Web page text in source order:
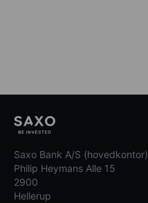
Saxo Bank A/S (hovedkontor)
Philip Heymans Alle 15
2900
Hellerup